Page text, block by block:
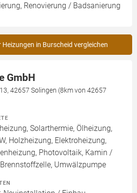
Renovierung / Badsanierung
in Burscheid vergleichen
GmbH
42657 Solingen (8km von 42657
Solarthermie, Ölheizung,
Holzheizung, Elektroheizung,
Photovoltaik, Kamin /
Umwälzpumpe